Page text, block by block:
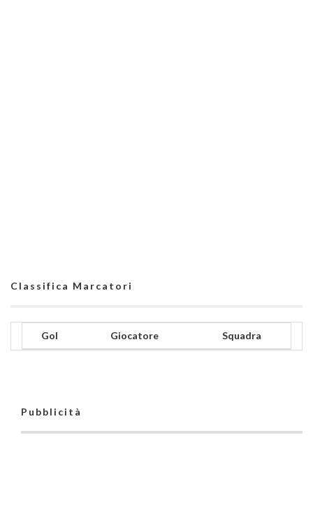
Classifica Marcatori
Gol Giocatore Squadra
Pubblicità